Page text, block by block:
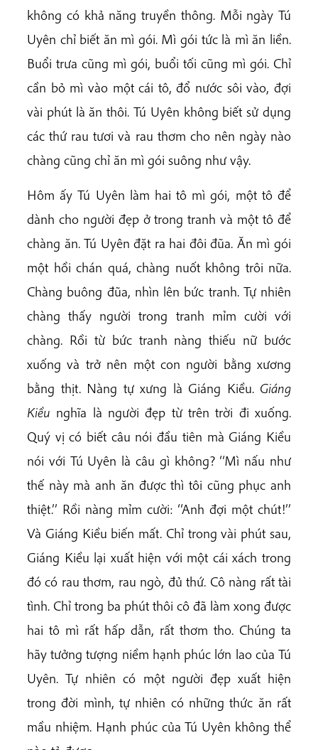
không có khả năng truyền thông. Mỗi ngày Tú
Uyên chỉ biết ăn mì gói. Mì gói tức là mì ăn liền.
Buổi trưa cũng mì gói, buổi tối cũng mì gói. Chỉ
cần bỏ mì vào một cái tô, đổ nước sôi vào, đợi
vài phút là ăn thôi. Tú Uyên không biết sử dụng
các thứ rau tươi và rau thơm cho nên ngày nào
chàng cũng chỉ ăn mì gói suông như vậy.
Hôm ấy Tú Uyên làm hai tô mì gói, một tô để
dành cho người đẹp ở trong tranh và một tô để
chàng ăn. Tú Uyên đặt ra hai đôi đũa. Ăn mì gói
một hồi chán quá, chàng nuốt không trôi nữa.
Chàng buông đũa, nhìn lên bức tranh. Tự nhiên
chàng thấy người trong tranh mỉm cười với
chàng. Rồi từ bức tranh nàng thiếu nữ bước
xuống và trở nên một con người bằng xương
bằng thịt. Nàng tự xưng là Giáng Kiều.Giáng
Kiều nghĩa là người đẹp từ trên trời đi xuống.
Quý vị có biết câu nói đầu tiên mà Giáng Kiều
nói với Tú Uyên là câu gì không? ‘‘Mì nấu như
thế này mà anh ăn được thì tôi cũng phục anh
thiệt.’’ Rồi nàng mỉm cười: ‘‘Anh đợi một chút!’’
Và Giáng Kiều biến mất. Chỉ trong vài phút sau,
Giáng Kiều lại xuất hiện với một cái xách trong
đó có rau thơm, rau ngò, đủ thứ. Cô nàng rất tài
tình. Chỉ trong ba phút thôi cô đã làm xong được
hai tô mì rất hấp dẫn, rất thơm tho. Chúng ta
hãy tưởng tượng niềm hạnh phúc lớn lao của Tú
Uyên. Tự nhiên có một người đẹp xuất hiện
trong đời mình, tự nhiên có những thức ăn rất
mầu nhiệm. Hạnh phúc của Tú Uyên không thể